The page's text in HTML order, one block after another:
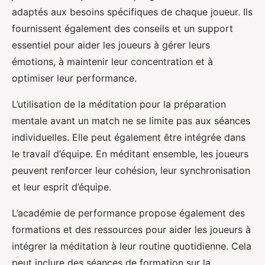
adaptés aux besoins spécifiques de chaque joueur. Ils
fournissent également des conseils et un support
essentiel pour aider les joueurs à gérer leurs
émotions, à maintenir leur concentration et à
optimiser leur performance.
L’utilisation de la méditation pour la préparation
mentale avant un match ne se limite pas aux séances
individuelles. Elle peut également être intégrée dans
le travail d’équipe. En méditant ensemble, les joueurs
peuvent renforcer leur cohésion, leur synchronisation
et leur esprit d’équipe.
L’académie de performance propose également des
formations et des ressources pour aider les joueurs à
intégrer la méditation à leur routine quotidienne. Cela
peut inclure des séances de formation sur la